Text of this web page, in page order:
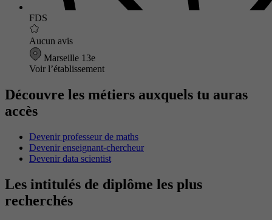
FDS
Aucun avis
Marseille 13e
Voir l’établissement
Découvre les métiers auxquels tu auras
accès
Devenir professeur de maths
Devenir enseignant-chercheur
Devenir data scientist
Les intitulés de diplôme les plus
recherchés